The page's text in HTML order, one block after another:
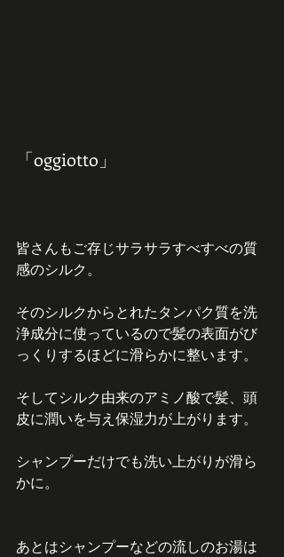
「oggiotto」
皆さんもご存じサラサラすべすべの質
感のシルク。
そのシルクからとれたタンパク質を洗
浄成分に使っているので髪の表面がび
っくりするほどに滑らかに整います。
そしてシルク由来のアミノ酸で髪、頭
皮に潤いを与え保湿力が上がります。
シャンプーだけでも洗い上がりが滑ら
かに。
あとはシャンプーなどの流しのお湯は